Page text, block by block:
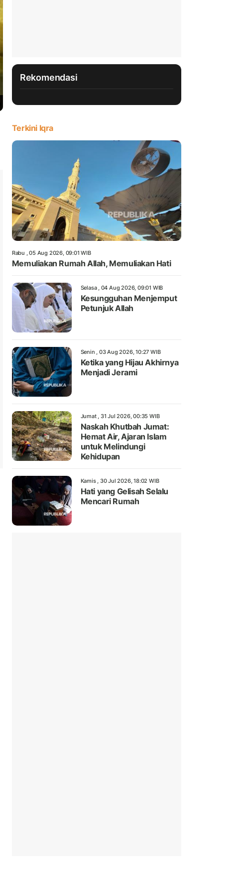
Rekomendasi
Terkini Iqra
Rabu , 05 Aug 2026, 09:01 WIB
Memuliakan Rumah Allah, Memuliakan Hati
Selasa , 04 Aug 2026, 09:01 WIB
Kesungguhan Menjemput
Petunjuk Allah
Senin , 03 Aug 2026, 10:27 WIB
Ketika yang Hijau Akhirnya
Menjadi Jerami
Jumat , 31 Jul 2026, 00:35 WIB
Naskah Khutbah Jumat:
Hemat Air, Ajaran Islam
untuk Melindungi
Kehidupan
Kamis , 30 Jul 2026, 18:02 WIB
Hati yang Gelisah Selalu
Mencari Rumah